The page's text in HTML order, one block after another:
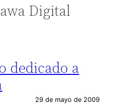
Digital
dedicado a
29 de mayo de 2009